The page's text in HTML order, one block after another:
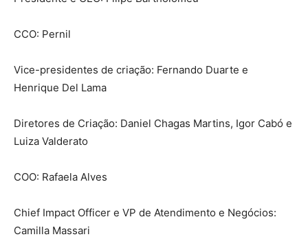
CCO: Pernil
Vice-presidentes de criação: Fernando Duarte e
Henrique Del Lama
Diretores de Criação: Daniel Chagas Martins, Igor Cabó e
Luiza Valderato
COO: Rafaela Alves
Chief Impact Officer e VP de Atendimento e Negócios:
Camilla Massari